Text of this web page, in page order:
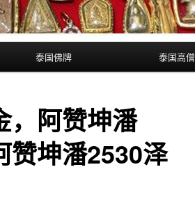
泰国佛牌 泰国高僧
，阿赞坤潘
赞坤潘2530泽